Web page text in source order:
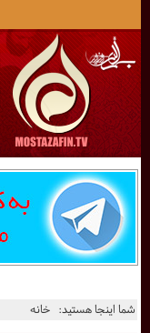
شما اینجا هستید:خانه